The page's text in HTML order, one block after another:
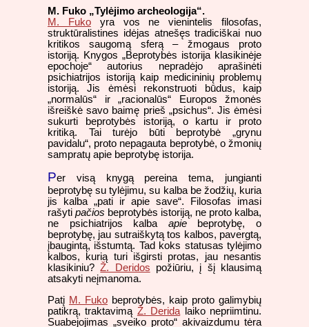
M. Fuko „Tylėjimo archeologija“.
M. Fukoyra vos ne vienintelis filosofas,
struktūralistines idėjas atnešęs tradiciškai nuo
kritikos saugomą sferą – žmogaus proto
istoriją. Knygos „Beprotybės istorija klasikinėje
epochoje“ autorius nepradėjo aprašinėti
psichiatrijos istoriją kaip medicininių problemų
istoriją. Jis ėmėsi rekonstruoti būdus, kaip
„normalūs“ ir „racionalūs“ Europos žmonės
išreiškė savo baimę prieš „psichus“. Jis ėmėsi
sukurti beprotybės istoriją, o kartu ir proto
kritiką. Tai turėjo būti beprotybė „grynu
pavidalu“, proto nepagauta beprotybė, o žmonių
sampratų apie beprotybę istorija.
Per visą knygą pereina tema, jungianti
beprotybę su tylėjimu, su kalba be žodžių, kuria
jis kalba „pati ir apie save“. Filosofas imasi
rašyti pačios beprotybės istoriją, ne proto kalba,
ne psichiatrijos kalba apiebeprotybę, o
beprotybę, jau sutraiškytą tos kalbos, pavergtą,
įbaugintą, išstumtą. Tad koks statusas tylėjimo
kalbos, kurią turi išgirsti protas, jau nesantis
klasikiniu?Ž. Deridos požiūriu, į šį klausimą
atsakyti neįmanoma.
Patį M. Fuko beprotybės, kaip proto galimybių
patikrą, traktavimą Ž. Derida laiko nepriimtinu.
Suabejojimas „sveiko proto“ akivaizdumu tėra